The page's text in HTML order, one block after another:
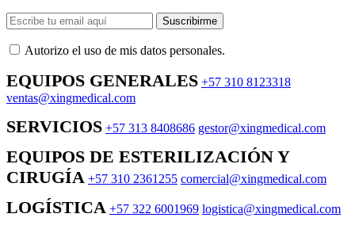
Suscribirme
Autorizo ​​el uso de mis datos personales.
EQUIPOS GENERALES +57 310 8123318
ventas@xingmedical.com
SERVICIOS +57 313 8408686 gestor@xingmedical.com
EQUIPOS DE ESTERILIZACIÓN Y
CIRUGÍA +57 310 2361255 comercial@xingmedical.com
LOGÍSTICA +57 322 6001969 logistica@xingmedical.com